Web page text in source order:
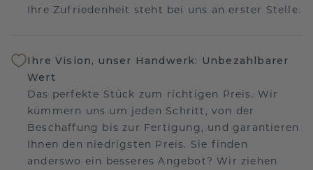
Ihre Zufriedenheit steht bei uns an erster Stelle.
Ihre Vision, unser Handwerk: Unbezahlbarer
Wert
Das perfekte Stück zum richtigen Preis. Wir
kümmern uns um jeden Schritt, von der
Beschaffung bis zur Fertigung, und garantieren
Ihnen den niedrigsten Preis. Sie finden
anderswo ein besseres Angebot? Wir ziehen